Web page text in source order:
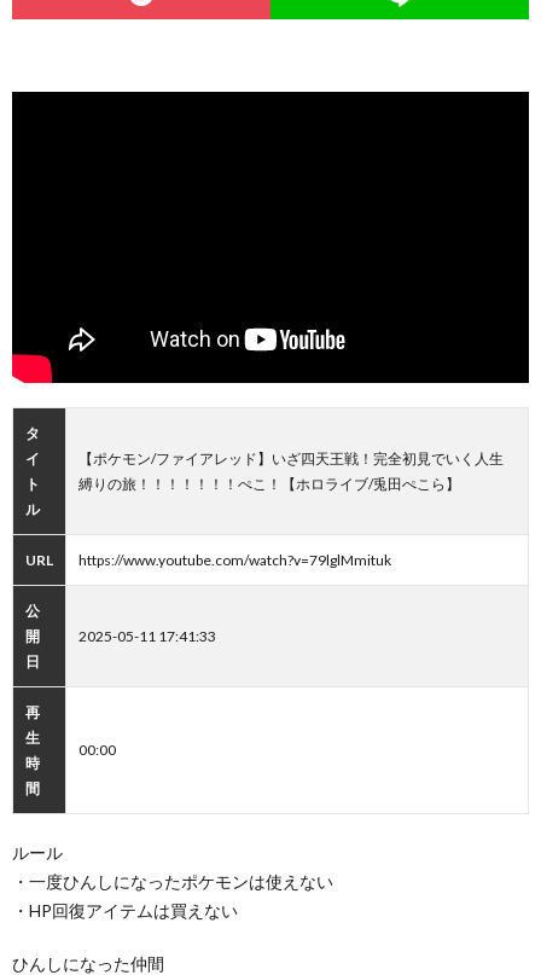
タ
イ
ト
ル
【ポケモン/ファイアレッド】いざ四天王戦！完全初見でいく人生
縛りの旅！！！！！！！ぺこ！【ホロライブ/兎田ぺこら】
URL https://www.youtube.com/watch?v=79lglMmituk
公
開
日
2025-05-11 17:41:33
再
生
時
間
00:00
ルール
・一度ひんしになったポケモンは使えない
・HP回復アイテムは買えない
ひんしになった仲間